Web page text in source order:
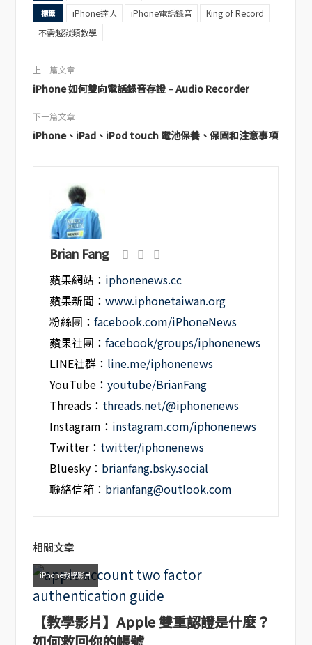
標籤 iPhone達人 iPhone電話錄音
King of Record
不需越獄類教學
上一篇文章
iPhone 如何雙向電話錄音存證 – Audio Recorder
下一篇文章
iPhone、iPad、iPod touch 電池保養、保固和注意事項
Brian Fang
蘋果網站： iphonenews.cc
蘋果新聞：www.iphonetaiwan.org
粉絲團：facebook.com/iPhoneNews
蘋果社團：facebook/groups/iphonenews
LINE社群： line.me/iphonenews
YouTube：youtube/BrianFang
Threads： threads.net/@iphonenews
Instagram： instagram.com/iphonenews
Twitter： twitter/iphonenews
Bluesky： brianfang.bsky.social
聯絡信箱： brianfang@outlook.com
相關文章
iPhone教學影片
【教學影片】Apple 雙重認證是什麼？